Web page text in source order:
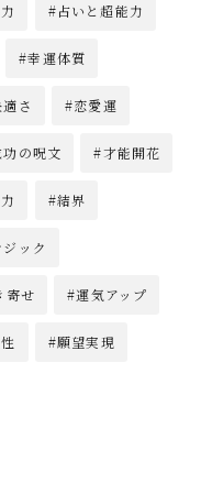
占いと超能力
幸運体質
さ 恋愛運
功の呪文 才能開花
結界
ック
寄せ 運気アップ
願望実現